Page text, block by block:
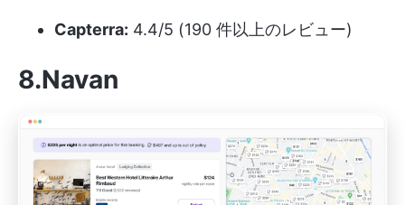
Capterra: 4.4/5 (190 件以上のレビュー)
8.Navan